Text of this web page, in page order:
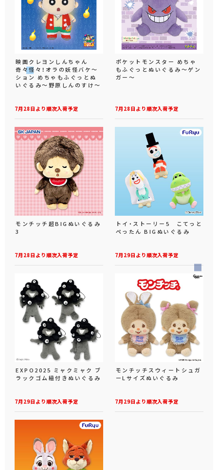
7月28日より順次入荷予定
映画クレヨンしんちゃん
奇々怪々！オラの妖怪バケ～
ション めちゃもふぐっとぬ
いぐるみ～野原しんのすけ～
7月28日より順次入荷予定
ポケットモンスター めちゃ
もふぐっとぬいぐるみ～ゲン
ガー～
7月28日より順次入荷予定
モンチッチ超BIGぬいぐるみ
3
7月29日より順次入荷予定
トイ・ストーリー5 こてっと
ぺったん BIGぬいぐるみ
7月29日より順次入荷予定
EXPO2025 ミャクミャク ブ
ラックゴム紐付きぬいぐるみ
7月29日より順次入荷予定
モンチッチスウィートシュガ
ーLサイズぬいぐるみ